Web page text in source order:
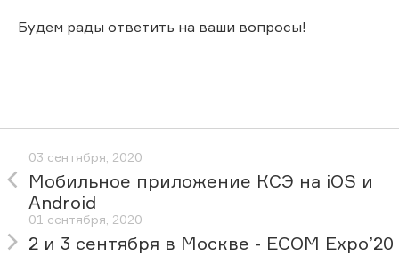
Будем рады ответить на ваши вопросы!
03 сентября, 2020
Мобильное приложение КСЭ на iOS и
Android
01 сентября, 2020
2 и 3 сентября в Москве - ECOM Expo’20